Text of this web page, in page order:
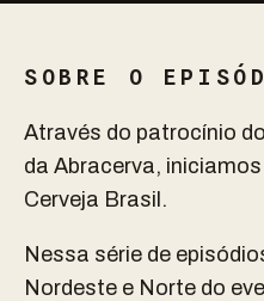
SOBRE O
Através do patrocínio
da Abracerva,
Cerveja Brasil.
Nessa série de
Nordeste e Norte do